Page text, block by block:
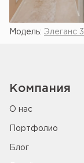
Модель: Элеганс 3
Компания
О нас
Портфолио
Блог